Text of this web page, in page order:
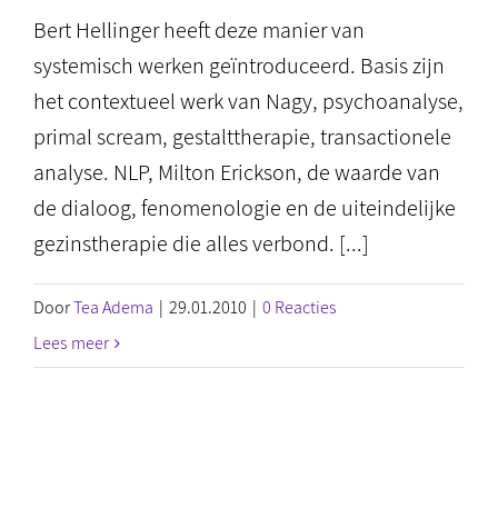
Bert Hellinger heeft deze manier van
systemisch werken geïntroduceerd. Basis zijn
het contextueel werk van Nagy, psychoanalyse,
primal scream, gestalttherapie, transactionele
analyse. NLP, Milton Erickson, de waarde van
de dialoog, fenomenologie en de uiteindelijke
gezinstherapie die alles verbond. [...]
DoorTea Adema | 29.01.2010 | 0 Reacties
Lees meer